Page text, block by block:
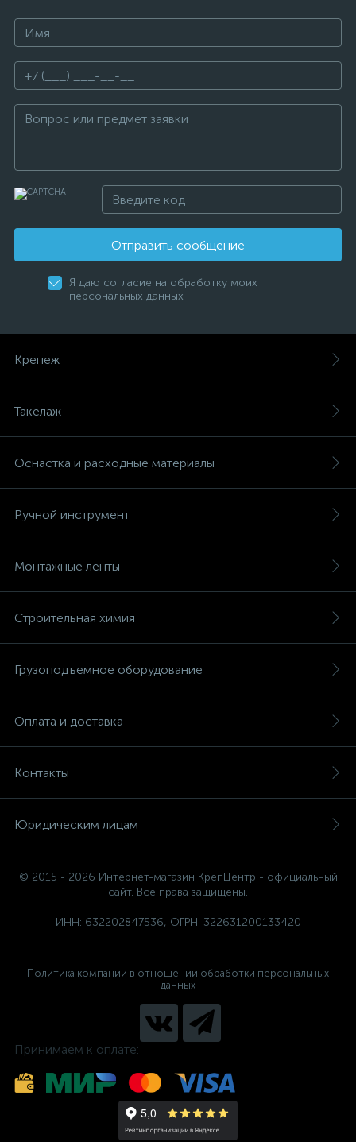
Отправить сообщение
Я даю согласие на обработку моих
персональных данных
Крепеж
Такелаж
Оснастка и расходные материалы
Ручной инструмент
Монтажные ленты
Строительная химия
Грузоподъемное оборудование
Оплата и доставка
Контакты
Юридическим лицам
© 2015 - 2026 Интернет-магазин КрепЦентр - официальный
сайт. Все права защищены.
ИНН: 632202847536, ОГРН: 322631200133420
Политика компании в отношении обработки персональных
данных
Принимаем к оплате: